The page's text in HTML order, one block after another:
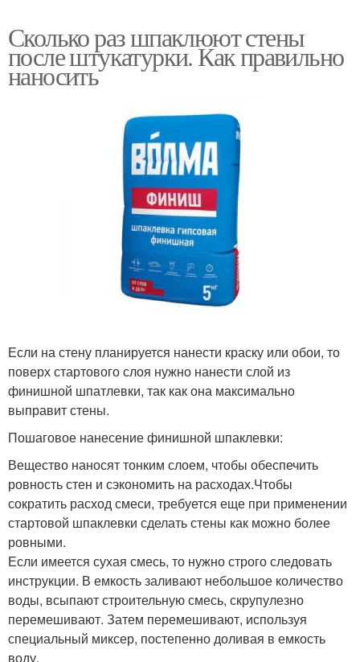
Сколько раз шпаклюют стены
после штукатурки. Как правильно
наносить
Если на стену планируется нанести краску или обои, то
поверх стартового слоя нужно нанести слой из
финишной шпатлевки, так как она максимально
выправит стены.
Пошаговое нанесение финишной шпаклевки:
Вещество наносят тонким слоем, чтобы обеспечить
ровность стен и сэкономить на расходах.Чтобы
сократить расход смеси, требуется еще при применении
стартовой шпаклевки сделать стены как можно более
ровными.
Если имеется сухая смесь, то нужно строго следовать
инструкции. В емкость заливают небольшое количество
воды, всыпают строительную смесь, скрупулезно
перемешивают. Затем перемешивают, используя
специальный миксер, постепенно доливая в емкость
воду.